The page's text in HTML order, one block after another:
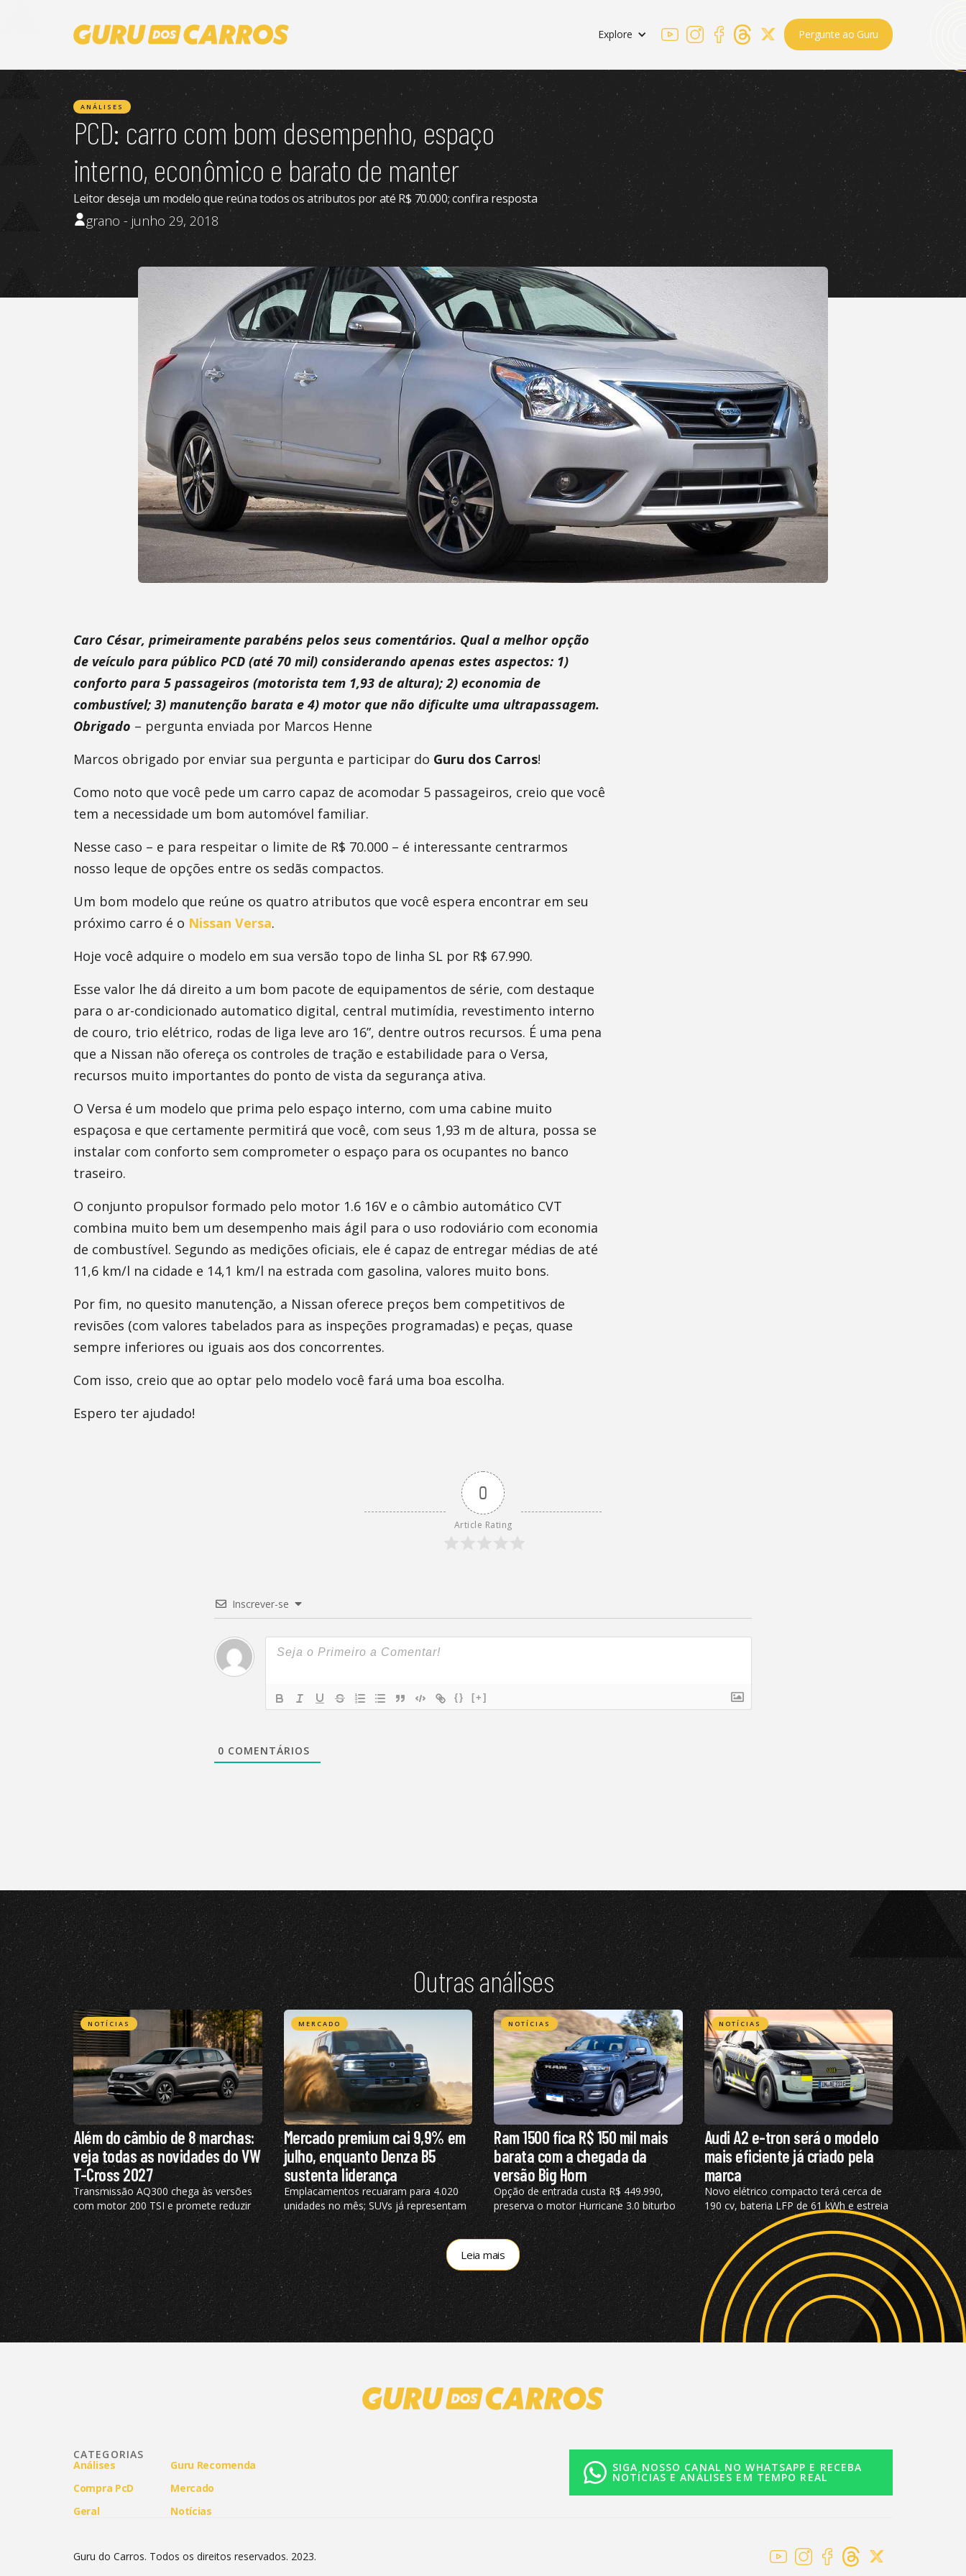
Explore Pergunte ao Guru
ANÁLISES
PCD: carro com bom desempenho, espaço
interno, econômico e barato de manter
Leitor deseja um modelo que reúna todos os atributos por até R$ 70.000; confira resposta
grano - junho 29, 2018
Caro César, primeiramente parabéns pelos seus comentários. Qual a melhor opção
de veículo para público PCD (até 70 mil) considerando apenas estes aspectos: 1)
conforto para 5 passageiros (motorista tem 1,93 de altura); 2) economia de
combustível; 3) manutenção barata e 4) motor que não dificulte uma ultrapassagem.
Obrigado – pergunta enviada por Marcos Henne
Marcos obrigado por enviar sua pergunta e participar do Guru dos Carros!
Como noto que você pede um carro capaz de acomodar 5 passageiros, creio que você
tem a necessidade um bom automóvel familiar.
Nesse caso – e para respeitar o limite de R$ 70.000 – é interessante centrarmos
nosso leque de opções entre os sedãs compactos.
Um bom modelo que reúne os quatro atributos que você espera encontrar em seu
próximo carro é o Nissan Versa.
Hoje você adquire o modelo em sua versão topo de linha SL por R$ 67.990.
Esse valor lhe dá direito a um bom pacote de equipamentos de série, com destaque
para o ar-condicionado automatico digital, central mutimídia, revestimento interno
de couro, trio elétrico, rodas de liga leve aro 16”, dentre outros recursos. É uma pena
que a Nissan não ofereça os controles de tração e estabilidade para o Versa,
recursos muito importantes do ponto de vista da segurança ativa.
O Versa é um modelo que prima pelo espaço interno, com uma cabine muito
espaçosa e que certamente permitirá que você, com seus 1,93 m de altura, possa se
instalar com conforto sem comprometer o espaço para os ocupantes no banco
traseiro.
O conjunto propulsor formado pelo motor 1.6 16V e o câmbio automático CVT
combina muito bem um desempenho mais ágil para o uso rodoviário com economia
de combustível. Segundo as medições oficiais, ele é capaz de entregar médias de até
11,6 km/l na cidade e 14,1 km/l na estrada com gasolina, valores muito bons.
Por fim, no quesito manutenção, a Nissan oferece preços bem competitivos de
revisões (com valores tabelados para as inspeções programadas) e peças, quase
sempre inferiores ou iguais aos dos concorrentes.
Com isso, creio que ao optar pelo modelo você fará uma boa escolha.
Espero ter ajudado!
0
Article Rating
Inscrever-se
{} [+]
0 COMENTÁRIOS
Outras análises
NOTÍCIAS
Além do câmbio de 8 marchas:
veja todas as novidades do VW
T-Cross 2027
Transmissão AQ300 chega às versões
com motor 200 TSI e promete reduzir
em até 7% o consumo urbano com
gasolina
MERCADO
Mercado premium cai 9,9% em
julho, enquanto Denza B5
sustenta liderança
Emplacamentos recuaram para 4.020
unidades no mês; SUVs já representam
72,2% das vendas e modelos
eletrificados respondem por 55,4% do
segmento, aponta a Bright Consulting.
NOTÍCIAS
Ram 1500 fica R$ 150 mil mais
barata com a chegada da
versão Big Horn
Opção de entrada custa R$ 449.990,
preserva o motor Hurricane 3.0 biturbo
de 426 cv e acelera de 0 a 100 km/h em
5,3 segundos
NOTÍCIAS
Audi A2 e-tron será o modelo
mais eficiente já criado pela
marca
Novo elétrico compacto terá cerca de
190 cv, bateria LFP de 61 kWh e estreia
mundial prevista para o segundo
semestre de 2026
Leia mais
CATEGORIAS
Análises
Compra PcD
Geral
Guru Recomenda
Mercado
Notícias
SIGA NOSSO CANAL NO WHATSAPP E RECEBA
NOTÍCIAS E ANÁLISES EM TEMPO REAL
Guru do Carros. Todos os direitos reservados. 2023.